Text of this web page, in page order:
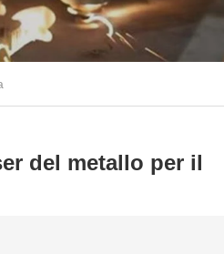
del metallo per il